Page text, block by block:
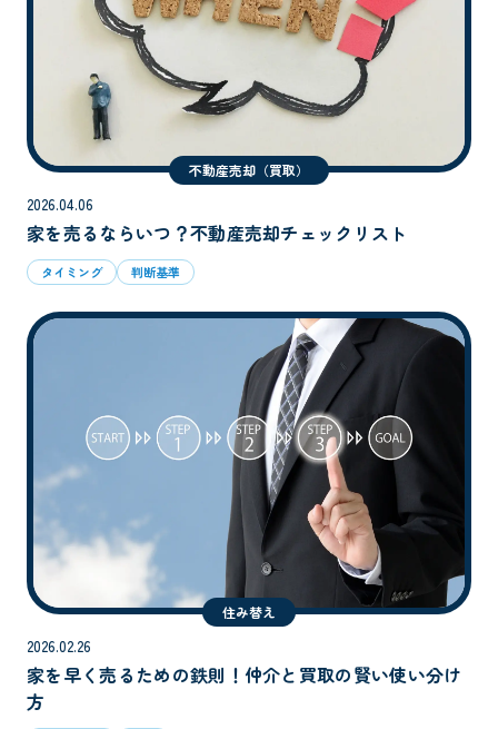
不動産売却（買取）
2026.04.06
家を売るならいつ？不動産売却チェックリスト
タイミング 判断基準
住み替え
2026.02.26
家を早く売るための鉄則！仲介と買取の賢い使い分け
方